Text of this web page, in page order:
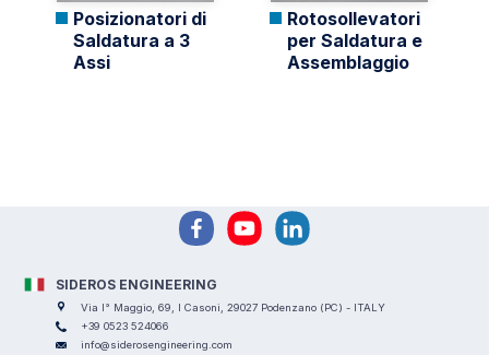
Posizionatori di
Saldatura a 3
Assi
Rotosollevatori
per Saldatura e
Assemblaggio
SIDEROS ENGINEERING
Via I° Maggio, 69, I Casoni, 29027 Podenzano (PC) - ITALY
+39 0523 524066
info@siderosengineering.com